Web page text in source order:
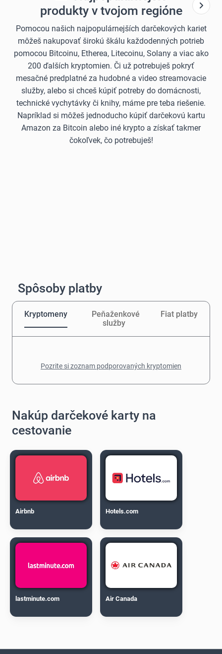
produkty v tvojom regióne
Pomocou našich najpopulárnejších darčekových kariet
môžeš nakupovať širokú škálu každodenných potrieb
pomocou Bitcoinu, Etherea, Litecoinu, Solany a viac ako
200 ďalších kryptomien. Či už potrebuješ pokryť
mesačné predplatné za hudobné a video streamovacie
služby, alebo si chceš kúpiť potreby do domácnosti,
technické vychytávky či knihy, máme pre teba riešenie.
Napríklad si môžeš jednoducho kúpiť darčekovú kartu
Amazon za Bitcoin alebo iné krypto a získať takmer
čokoľvek, čo potrebuješ!
Spôsoby platby
Kryptomeny
Peňaženkové
služby
Fiat platby
Pozrite si zoznam podporovaných kryptomien
Nakúp darčekové karty na
cestovanie
Airbnb Hotels.com
lastminute.com Air Canada